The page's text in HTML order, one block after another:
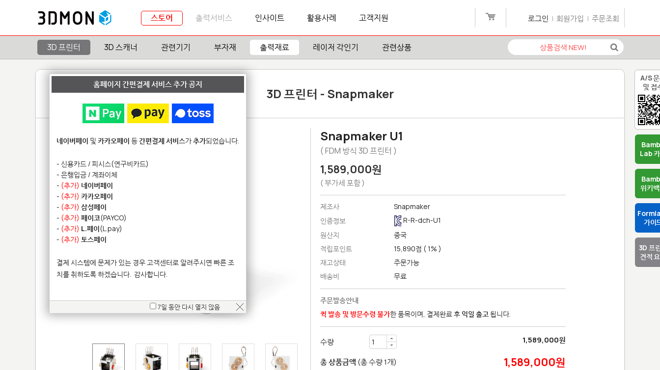
A/S
및 접
Lab
위키
가이
3D 프
견적
스토어 출력서비스 인사이트 활용사례 고객지원 로그인 | 회원가입 | 주문조회
3D 프린터 3D 스캐너 관련기기 부자재 출력재료 레이저 각인기 관련상품
3D 프린터 - Snapmaker
Snapmaker U1
( FDM 방식 3D 프린터 )
1,589,000원
( 부가세 포함 )
제조사
Snapmaker
인증정보
R-R-dch-U1
원산지
중국
적립포인트
15,890점 ( 1% )
재고상태
주문가능
배송비
무료
주문발송안내
퀵 발송 및 방문수령 불가한 품목이며, 결제완료 후 익일 출고됩니다.
수량 1,589,000원
총 상품금액 (총 수량 1개) 1,589,000원
홈페이지 간편결제 서비스 추가 공지
네이버페이 및 카카오페이 등간편결제 서비스가추가되었습니다.
- 신용카드 / 피시스(연구비카드)
- 은행입금 / 계좌이체
- (추가) 네이버페이
- (추가) 카카오페이
- (추가) 삼성페이
- (추가) 페이코(PAYCO)
- (추가) L.페이(L.pay)
- (추가) 토스페이
결제 시스템에 문제가 있는 경우 고객센터로 알려주시면 빠른 조
치를 취하도록 하겠습니다. 감사합니다.
7일 동안 다시 열지 않음